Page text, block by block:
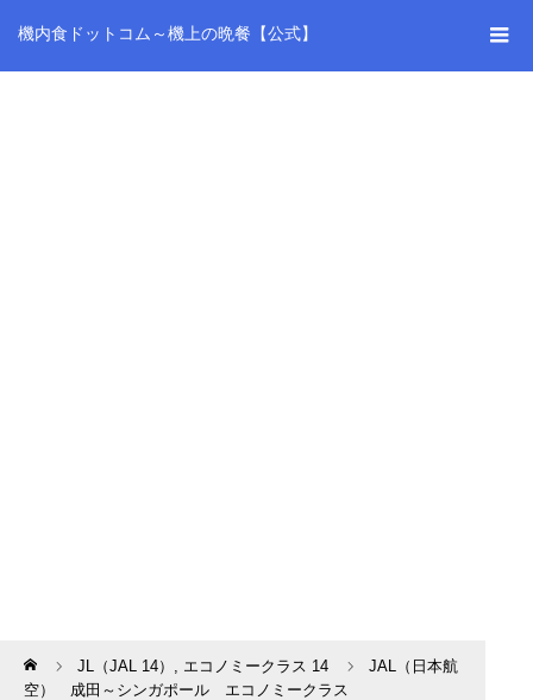
機内食ドットコム～機上の晩餐【公式】
Home JL（JAL 14） , エコノミークラス 14
JAL（日本航
空） 成田～シンガポール エコノミークラス